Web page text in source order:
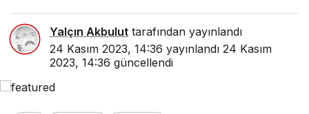
Yalçın Akbulut tarafından yayınlandı
24 Kasım 2023, 14:36 yayınlandı 24 Kasım
2023, 14:36 güncellendi